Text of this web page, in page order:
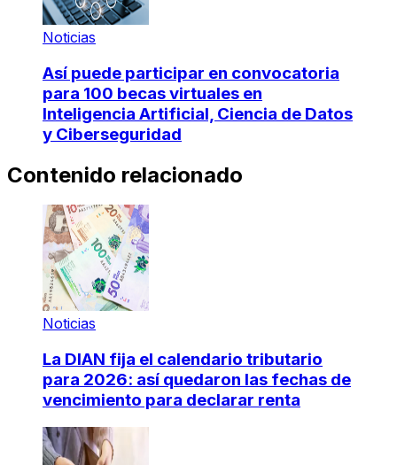
Noticias
Así puede participar en convocatoria
para 100 becas virtuales en
Inteligencia Artificial, Ciencia de Datos
y Ciberseguridad
Contenido relacionado
Noticias
La DIAN fija el calendario tributario
para 2026: así quedaron las fechas de
vencimiento para declarar renta